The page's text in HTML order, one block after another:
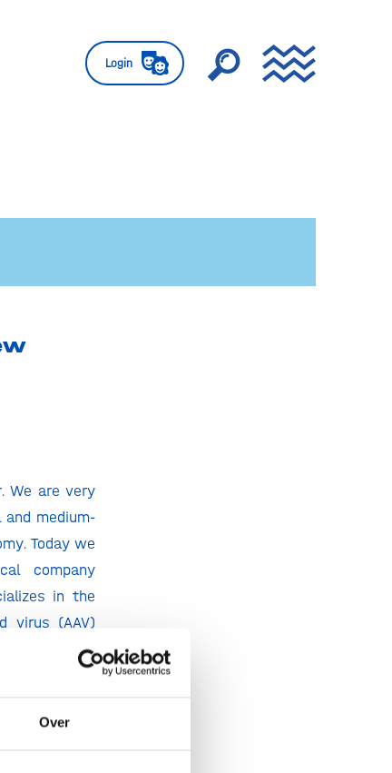
Over
Login
We are very
medium-
Today we
company
in the
virus (AAV)
In 2021